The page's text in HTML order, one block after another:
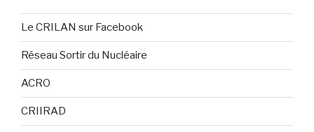
Le CRILAN sur Facebook
Réseau Sortir du Nucléaire
ACRO
CRIIRAD